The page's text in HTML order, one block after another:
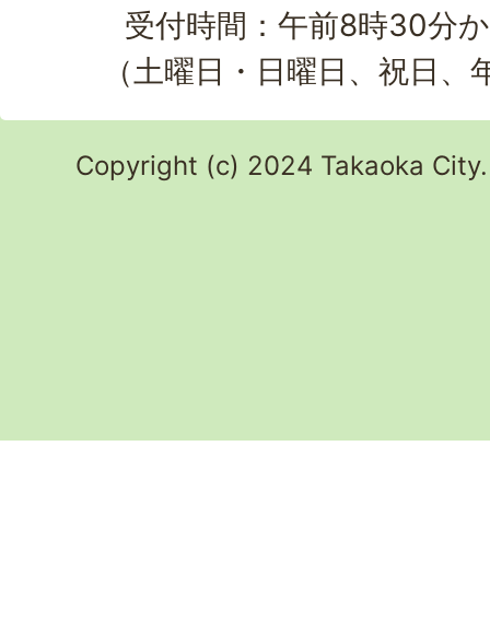
受付時間：午前8時30分
（土曜日・日曜日、祝日
Copyright (c) 2024 Takaoka